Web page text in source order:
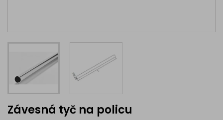
Závesná tyč na policu